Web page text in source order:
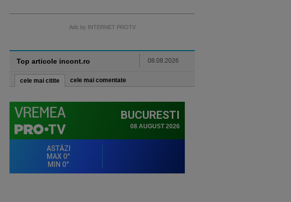
Ads by INTERNET PROTV
Top articole incont.ro 08.08.2026
cele mai citite cele mai comentate